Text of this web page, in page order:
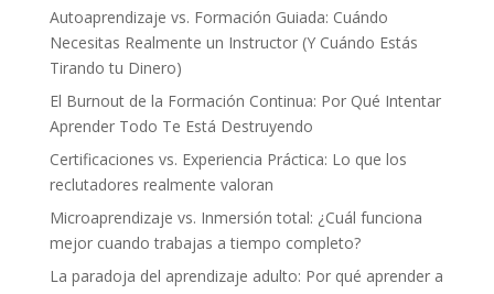
Autoaprendizaje vs. Formación Guiada: Cuándo
Necesitas Realmente un Instructor (Y Cuándo Estás
Tirando tu Dinero)
El Burnout de la Formación Continua: Por Qué Intentar
Aprender Todo Te Está Destruyendo
Certificaciones vs. Experiencia Práctica: Lo que los
reclutadores realmente valoran
Microaprendizaje vs. Inmersión total: ¿Cuál funciona
mejor cuando trabajas a tiempo completo?
La paradoja del aprendizaje adulto: Por qué aprender a